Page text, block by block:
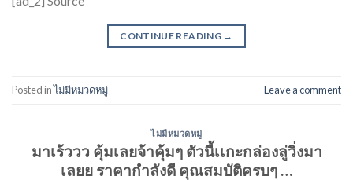
CONTINUE READING →
Posted inไม่มีหมวดหมู่ Leave a comment
ไม่มีหมวดหมู่
มาเร้ววว คุ้มเลยจ้าคุ้มๆ ตัวนี้เเกะกล่องลู่วิ่งมา
เลยย ราคากำลังดี คุณสมบัติครบๆ …